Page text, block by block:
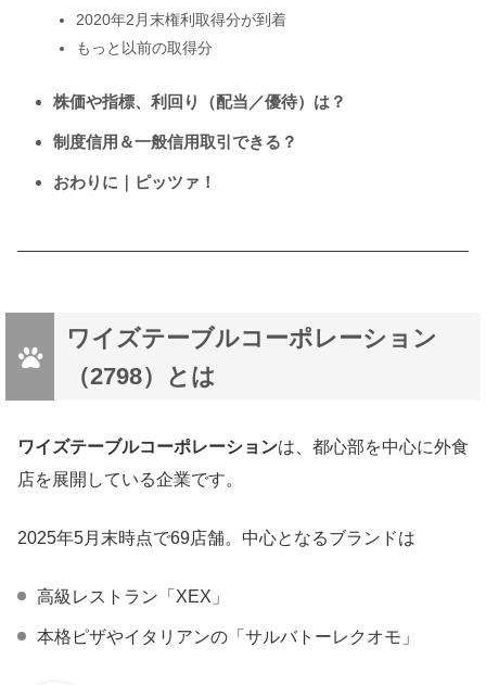
2020年2月末権利取得分が到着
もっと以前の取得分
株価や指標、利回り（配当／優待）は？
制度信用＆一般信用取引できる？
おわりに｜ピッツァ！
ワイズテーブルコーポレーション
（2798）とは
ワイズテーブルコーポレーションは、都心部を中心に外食
店を展開している企業です。
2025年5月末時点で69店舗。中心となるブランドは
高級レストラン「XEX」
本格ピザやイタリアンの「サルバトーレクオモ」